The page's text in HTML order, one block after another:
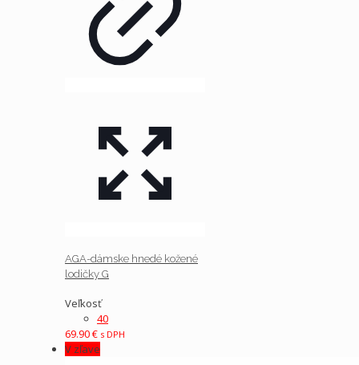
AGA-dámske hnedé kožené
lodičky G
Veľkosť
40
69.90€ s DPH
V zľave